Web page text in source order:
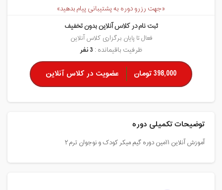
پیشنهادهای ویژه
تخفیفهای مشارکتی
درباره ما
«جهت رزرو دوره به پشتیبانی پیام بدهید»
ثبت نام در کلاس آنلاین بدون تخفیف
فعال تا پایان برگزاری کلاس آنلاین
ظرفیت باقیمانده : 3 نفر
398,000 تومان عضویت در کلاس آنلاین
توضیحات تکمیلی دوره
آموزش آنلاین ۱۱مین دوره گیم میکر کودک و نوجوان ترم ۲